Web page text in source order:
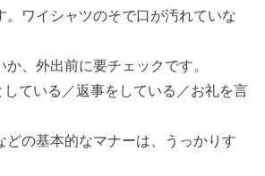
。ワイシャツのそで口が汚れていな
、外出前に要チェックです。
ている／返事をしている／お礼を言
どの基本的なマナーは、うっかりす